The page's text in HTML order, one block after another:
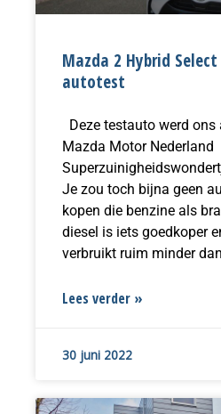
Mazda 2 Hybrid
autotest
Deze testauto werd
Mazda Motor Nederland
Je zou toch bijna geen
kopen die benzine als
diesel is iets goedkoper
verbruikt ruim minder
Lees verder »
30 juni 2022